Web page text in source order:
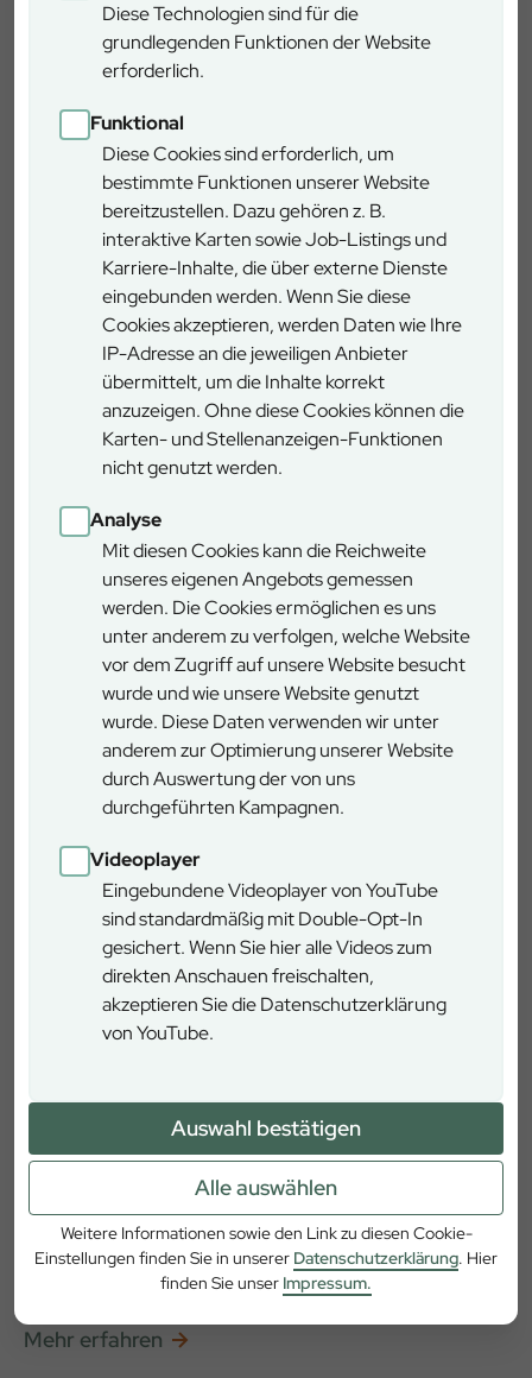
Diese Technologien sind für die
grundlegenden Funktionen der Website
erforderlich.
Funktional
Diese Cookies sind erforderlich, um
bestimmte Funktionen unserer Website
bereitzustellen. Dazu gehören z. B.
interaktive Karten sowie Job-Listings und
Karriere-Inhalte, die über externe Dienste
eingebunden werden. Wenn Sie diese
Cookies akzeptieren, werden Daten wie Ihre
IP-Adresse an die jeweiligen Anbieter
übermittelt, um die Inhalte korrekt
anzuzeigen. Ohne diese Cookies können die
Karten- und Stellenanzeigen-Funktionen
nicht genutzt werden.
Analyse
Mit diesen Cookies kann die Reichweite
unseres eigenen Angebots gemessen
werden. Die Cookies ermöglichen es uns
unter anderem zu verfolgen, welche Website
vor dem Zugriff auf unsere Website besucht
wurde und wie unsere Website genutzt
wurde. Diese Daten verwenden wir unter
anderem zur Optimierung unserer Website
durch Auswertung der von uns
durchgeführten Kampagnen.
Videoplayer
Eingebundene Videoplayer von YouTube
sind standardmäßig mit Double-Opt-In
gesichert. Wenn Sie hier alle Videos zum
direkten Anschauen freischalten,
akzeptieren Sie die Datenschutzerklärung
von YouTube.
Auswahl bestätigen
Alle auswählen
Weitere Informationen sowie den Link zu diesen Cookie-
Einstellungen finden Sie in unserer Datenschutzerklärung. Hier
finden Sie unser Impressum.
Schwierigkeitsgrad gering
Rundweg
Rollstuhlgerecht nein
Anreise ÖPNV nein
Anfahrt
Mit dem Auto:
Verlassen Sie die A 7 an der Anschlussstelle 94 „Bad
Brückenau / Volkers“ und folgen Sie der B 27 Richtung
rechten Seite ein Wanderparkplatz.
Wegbeschreibung
Vom Parkplatz aus überqueren Sie die Straße und
erreichen die Mottener Höhe mit dem Hochkreuz. Von hier
folgen Sie dem blauen „T“ auf gut ausgebauten
Waldwegen. Nach ca. 1,5 km biegen Sie an der
Wegkreuzung nach rechts ab und erreichen nach einem
kurzen, kräftigen Aufstieg das Ziel. Für den Abstieg
können Sie alternativ den mit einem roten „T“
gekennzeichneten Weg nehmen. Dieser führt am
ehemaligen Basaltsteinbruch, der auf einer
Informationstafel genauer beschrieben ist, vorbei. Bald
erreichen Sie wieder das blaue „T“, welches Sie zum
Ausgangspunkt zurück bringt.
Mehr erfahren